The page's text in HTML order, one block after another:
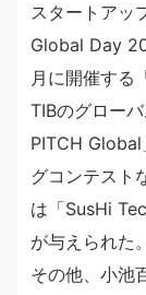
スタートアッ
Global Day
月に開催する
TIBのグロー
PITCH Global
グコンテスト
は「SusHi
が与えられた。
その他、小池